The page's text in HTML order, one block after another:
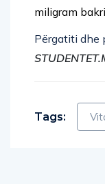
miligram
Përgatiti dhe
Tags: